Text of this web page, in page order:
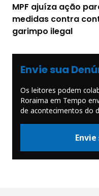
MPF ajuíza ação
medidas contra
garimpo ilegal
Envie sua
Os leitores podem
Roraima em Tempo
de acontecimentos do